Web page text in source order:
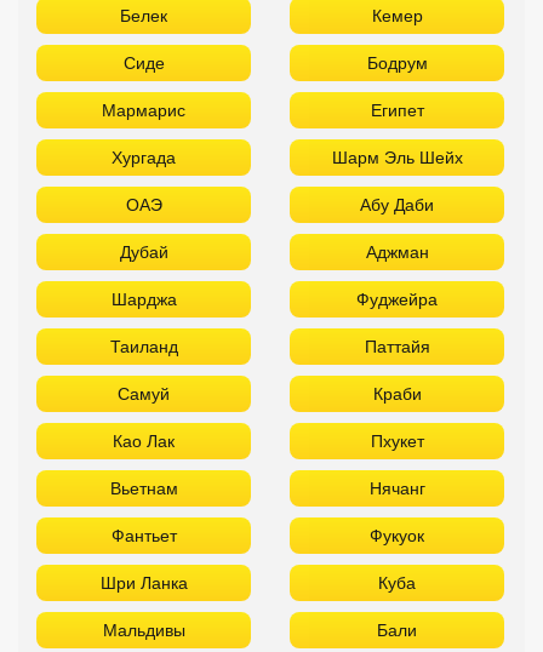
Белек Кемер
Сиде Бодрум
Мармарис Египет
Хургада Шарм Эль Шейх
ОАЭ Абу Даби
Дубай Аджман
Шарджа Фуджейра
Таиланд Паттайя
Самуй Краби
Као Лак Пхукет
Вьетнам Нячанг
Фантьет Фукуок
Шри Ланка Куба
Мальдивы Бали